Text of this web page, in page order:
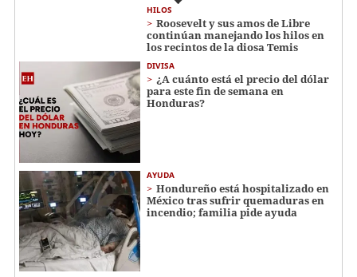
HILOS
Roosevelt y sus amos de Libre
continúan manejando los hilos en
los recintos de la diosa Temis
DIVISA
¿A cuánto está el precio del dólar
para este fin de semana en
Honduras?
AYUDA
Hondureño está hospitalizado en
México tras sufrir quemaduras en
incendio; familia pide ayuda